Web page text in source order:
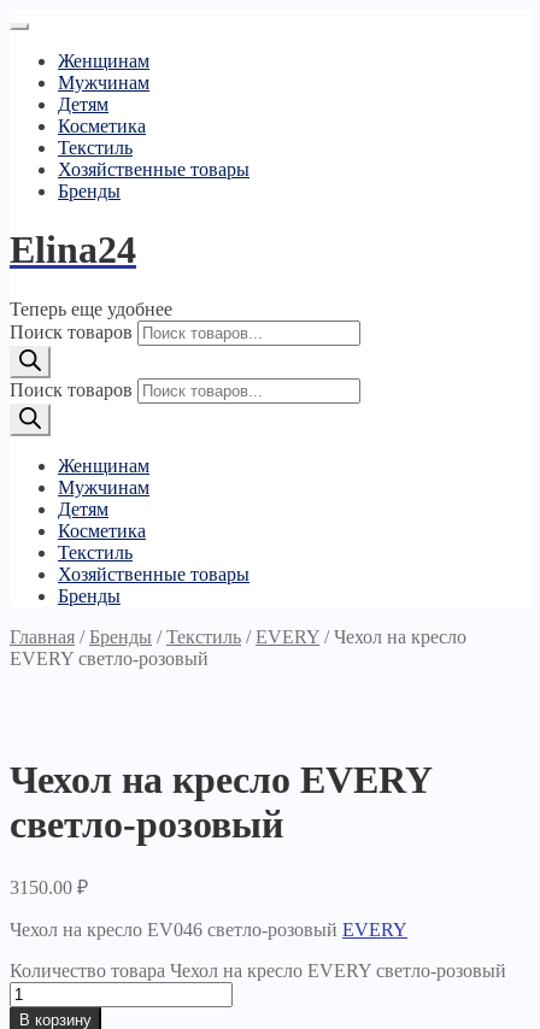
Женщинам
Мужчинам
Детям
Косметика
Текстиль
Хозяйственные товары
Бренды
Elina24
Теперь еще удобнее
Поиск товаров
Поиск товаров
Женщинам
Мужчинам
Детям
Косметика
Текстиль
Хозяйственные товары
Бренды
Главная /Бренды /Текстиль /EVERY /Чехол на кресло
EVERY светло-розовый
Чехол на кресло EVERY
светло-розовый
3150.00 ₽
Чехол на кресло EV046 светло-розовый EVERY
Количество товара Чехол на кресло EVERY светло-розовый
В корзину